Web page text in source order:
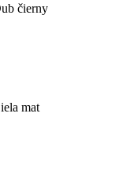
čierny
mat